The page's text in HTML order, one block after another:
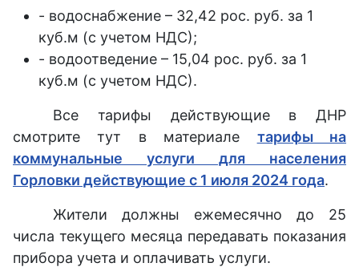
- водоснабжение – 32,42 рос. руб. за 1
куб.м (с учетом НДС);
- водоотведение – 15,04 рос. руб. за 1
куб.м (с учетом НДС).
Все тарифы действующие в ДНР
смотрите тут в материале тарифы на
коммунальные услуги для населения
Горловки действующие с 1 июля 2024 года.
Жители должны ежемесячно до 25
числа текущего месяца передавать показания
прибора учета и оплачивать услуги.